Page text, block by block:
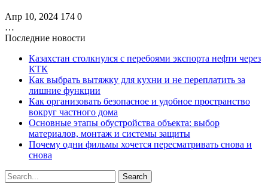
Апр 10, 2024 174 0
…
Последние новости
Казахстан столкнулся с перебоями экспорта нефти через
КТК
Как выбрать вытяжку для кухни и не переплатить за
лишние функции
Как организовать безопасное и удобное пространство
вокруг частного дома
Основные этапы обустройства объекта: выбор
материалов, монтаж и системы защиты
Почему одни фильмы хочется пересматривать снова и
снова